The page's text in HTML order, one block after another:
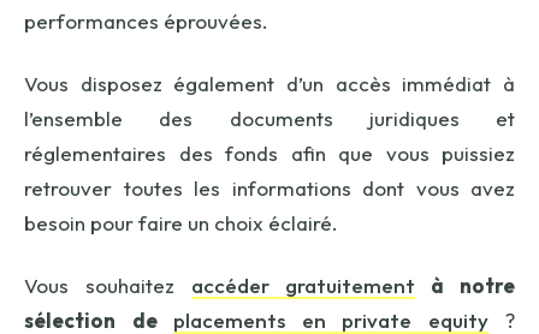
performances éprouvées.
Vous disposez également d’un accès immédiat à
l’ensemble des documents juridiques et
réglementaires des fonds afin que vous puissiez
retrouver toutes les informations dont vous avez
besoin pour faire un choix éclairé.
Vous souhaitez accéder gratuitement à notre
sélection de placements en private equity?